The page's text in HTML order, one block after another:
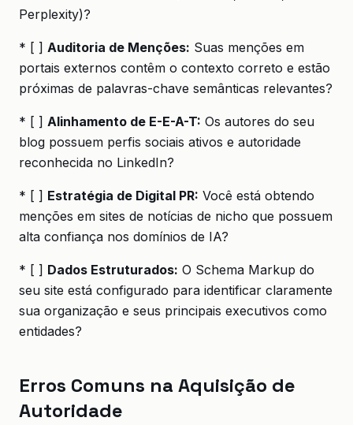
Perplexity)?
* [ ] Auditoria de Menções: Suas menções em
portais externos contêm o contexto correto e estão
próximas de palavras-chave semânticas relevantes?
* [ ] Alinhamento de E-E-A-T: Os autores do seu
blog possuem perfis sociais ativos e autoridade
reconhecida no LinkedIn?
* [ ] Estratégia de Digital PR: Você está obtendo
menções em sites de notícias de nicho que possuem
alta confiança nos domínios de IA?
* [ ] Dados Estruturados: O Schema Markup do
seu site está configurado para identificar claramente
sua organização e seus principais executivos como
entidades?
Erros Comuns na Aquisição de
Autoridade